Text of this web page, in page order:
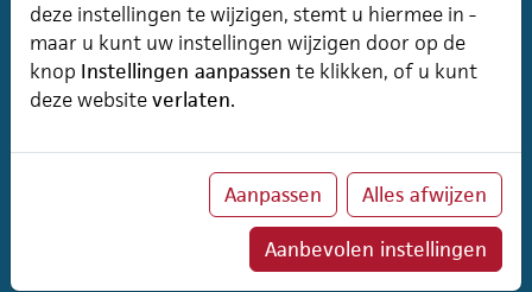
Update-meldingen uitgebreid naar
inschrijfportaal
Vanaf versie 8.5.22.1 was het bij het klant- en
inlogpagina te tonen wanneer een update gepland is.
Deze functionaliteit is nu ook beschikbaar in het online
deze instellingen te wijzigen, stemt u hiermee in -
maar u kunt uw instellingen wijzigen door op de
knop Instellingen aanpassen te klikken, of u kunt
deze websiteverlaten.
Aanpassen Alles afwijzen
Aanbevolen instellingen